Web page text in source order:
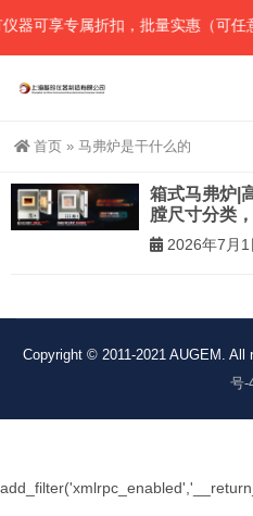
器可享专属折扣，批量实惠（可任
首页 » 马弗炉是干什么的
箱式马弗炉|
膛尺寸分类
2026年7月1
Copyright © 2011-2021 AUGEM. All
号-